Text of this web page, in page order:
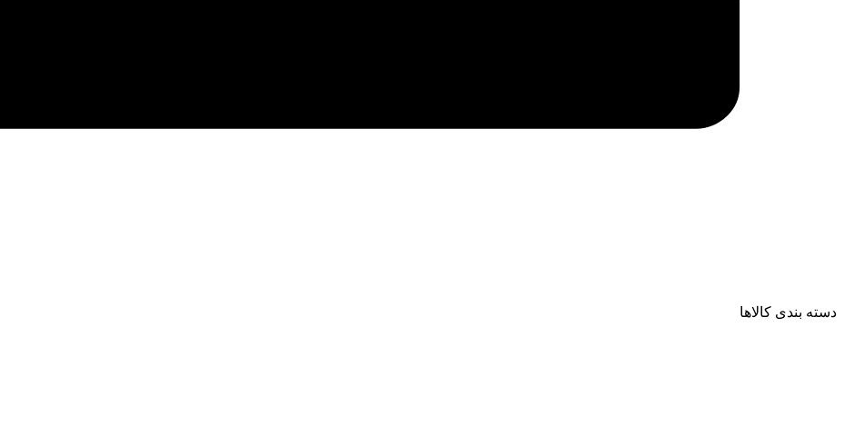
دسته بندی کالاها